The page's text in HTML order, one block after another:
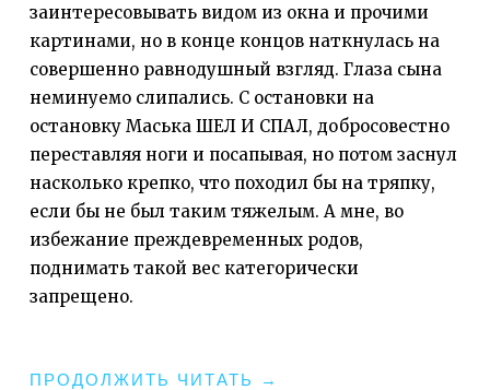
заинтересовывать видом из окна и прочими
картинами, но в конце концов наткнулась на
совершенно равнодушный взгляд. Глаза сына
неминуемо слипались. С остановки на
остановку Маська ШЕЛ И СПАЛ, добросовестно
переставляя ноги и посапывая, но потом заснул
насколько крепко, что походил бы на тряпку,
если бы не был таким тяжелым. А мне, во
избежание преждевременных родов,
поднимать такой вес категорически
запрещено.
ПРОДОЛЖИТЬ ЧИТАТЬ
"ТЕАТР
→